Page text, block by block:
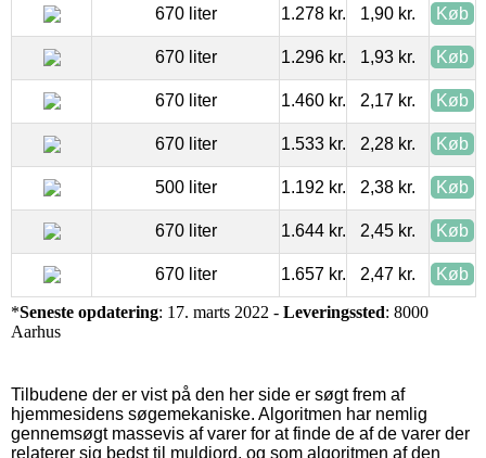
670 liter 1.278 kr. 1,90 kr. Køb
670 liter 1.296 kr. 1,93 kr. Køb
670 liter 1.460 kr. 2,17 kr. Køb
670 liter 1.533 kr. 2,28 kr. Køb
500 liter 1.192 kr. 2,38 kr. Køb
670 liter 1.644 kr. 2,45 kr. Køb
670 liter 1.657 kr. 2,47 kr. Køb
*Seneste opdatering: 17. marts 2022 - Leveringssted: 8000
Aarhus
Tilbudene der er vist på den her side er søgt frem af
hjemmesidens søgemekaniske. Algoritmen har nemlig
gennemsøgt massevis af varer for at finde de af de varer der
relaterer sig bedst til muldjord, og som algoritmen af den